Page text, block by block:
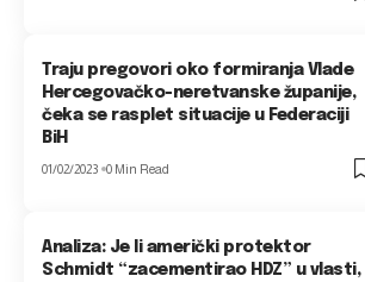
Traju pregovori oko formiranja Vlade
Hercegovačko-neretvanske županije,
čeka se rasplet situacije u Federaciji
BiH
01/02/2023 0 Min Read
Analiza: Je li američki protektor
Schmidt “zacementirao HDZ” u vlasti,